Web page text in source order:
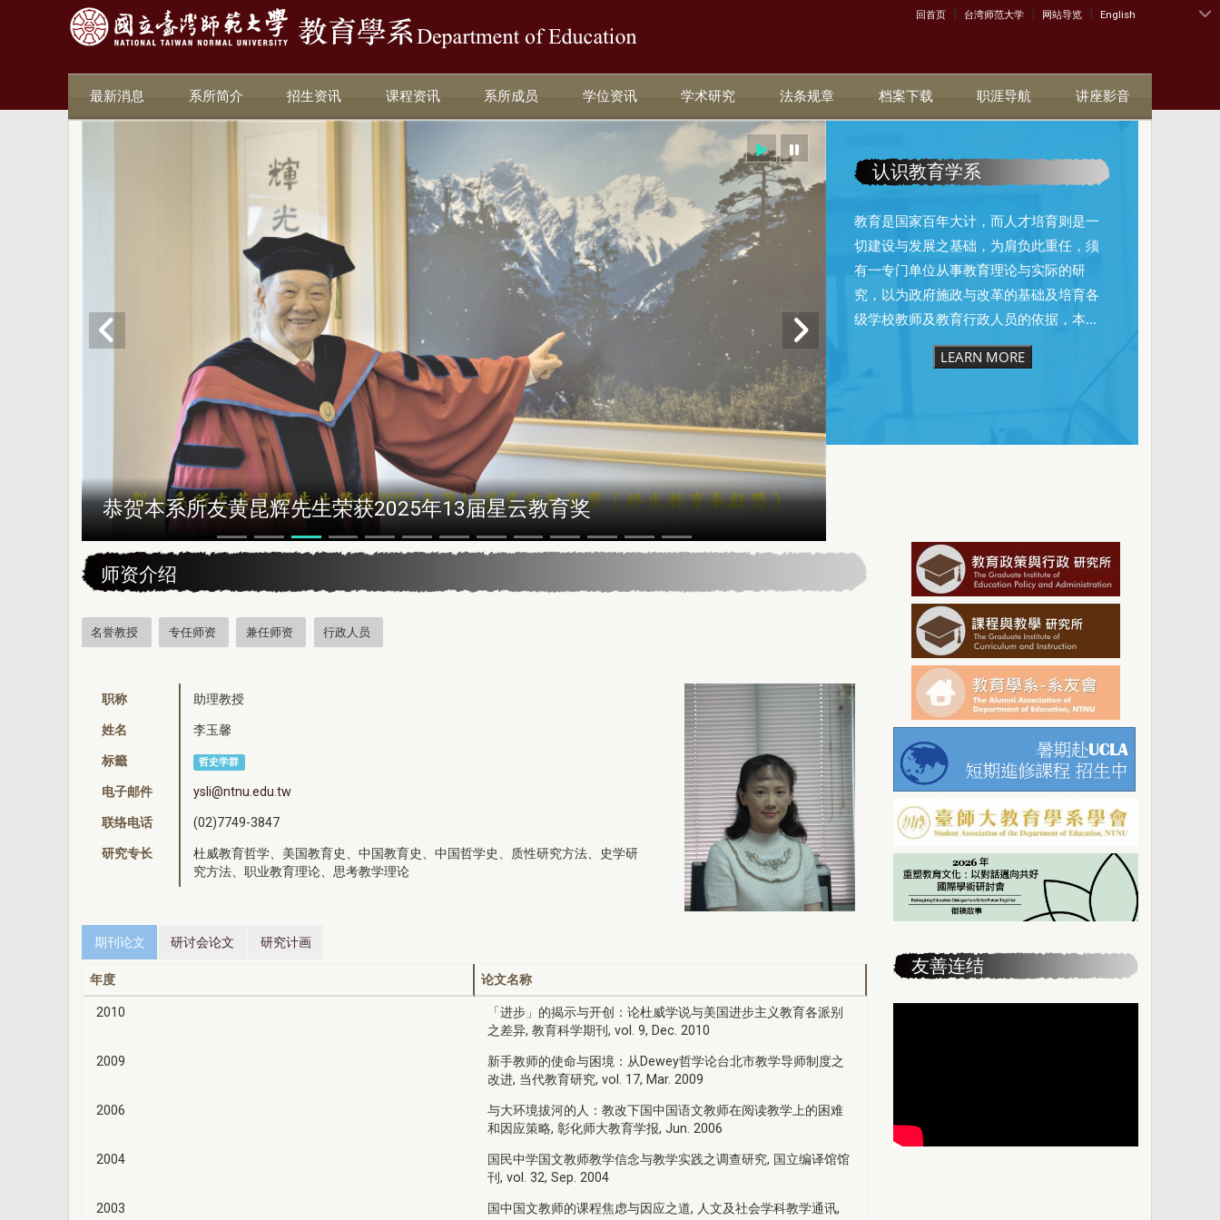
:::
回首页 | 台湾师范大学 | 网站导览 | English
最新消息 系所简介 招生资讯 课程资讯 系所成员 学位资讯 学术研究 法条规章 档案下载 职涯导航 讲座影音
恭贺本系所友黄昆辉先生荣获2025年13届星云教育奖
认识教育学系
教育是国家百年大计，而人才培育则是一
切建设与发展之基础，为肩负此重任，须
有一专门单位从事教育理论与实际的研
究，以为政府施政与改革的基础及培育各
级学校教师及教育行政人员的依据，本...
LEARN MORE
师资介绍
名誉教授 专任师资 兼任师资 行政人员
职称 助理教授
姓名 李玉馨
标籤 哲史学群
电子邮件 ysli@ntnu.edu.tw
联络电话 (02)7749-3847
研究专长
杜威教育哲学、美国教育史、中国教育史、中国哲学史、质性研究方法、史学研
究方法、职业教育理论、思考教学理论
期刊论文 研讨会论文 研究计画
年度 论文名称
2010
「进步」的揭示与开创：论杜威学说与美国进步主义教育各派别
之差异, 教育科学期刊, vol. 9, Dec. 2010
2009
新手教师的使命与困境：从Dewey哲学论台北市教学导师制度之
改进, 当代教育研究, vol. 17, Mar. 2009
2006
与大环境拔河的人：教改下国中国语文教师在阅读教学上的困难
和因应策略, 彰化师大教育学报, Jun. 2006
2004
国民中学国文教师教学信念与教学实践之调查研究, 国立编译馆馆
刊, vol. 32, Sep. 2004
2003
国中国文教师的课程焦虑与因应之道, 人文及社会学科教学通讯,
友善连结